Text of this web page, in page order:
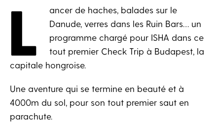
L
ancer de haches, balades sur le
Danude, verres dans les Ruin Bars… un
programme chargé pour ISHA dans ce
tout premier Check Trip à Budapest, la
capitale hongroise.
Une aventure qui se termine en beauté et à
4000m du sol, pour son tout premier saut en
parachute.